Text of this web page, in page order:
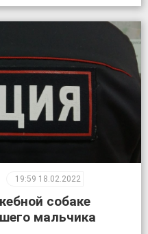
всего выявлено 151605
[…]
19:59 18.02.2022
собаке
мальчика